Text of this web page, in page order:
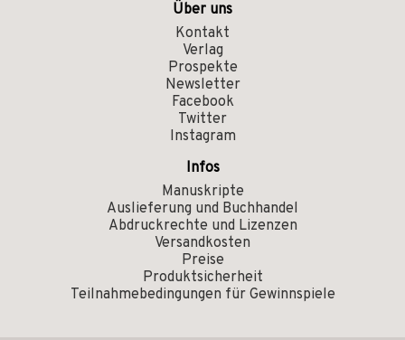
Über uns
Kontakt
Verlag
Prospekte
Newsletter
Facebook
Twitter
Instagram
Infos
Manuskripte
Auslieferung und Buchhandel
Abdruckrechte und Lizenzen
Versandkosten
Preise
Produktsicherheit
Teilnahmebedingungen für Gewinnspiele